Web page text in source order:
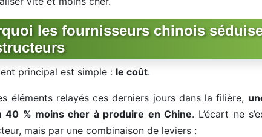
les fournisseurs chinois
principal est simple : le coût.
éléments relayés ces derniers jours dans la filière,
40 % moins cher à produire en Chine. L’écart ne
mais par une combinaison de leviers :